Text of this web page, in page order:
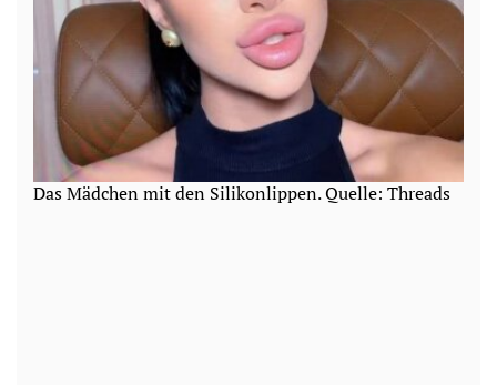
Das Mädchen mit den Silikonlippen. Quelle: Threads